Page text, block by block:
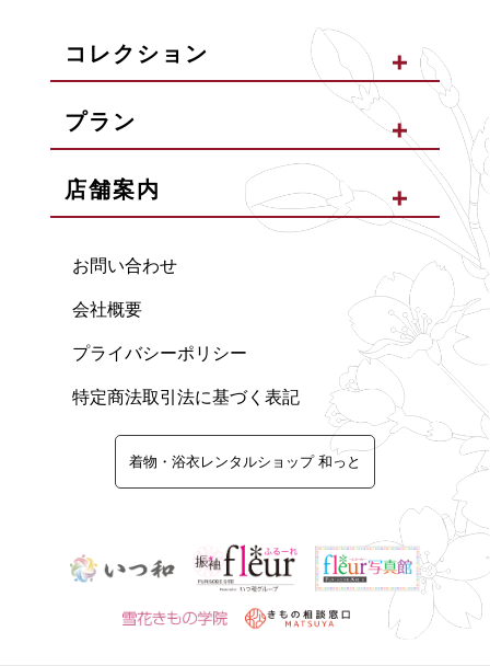
コレクション
プラン
店舗案内
お問い合わせ
会社概要
プライバシーポリシー
特定商法取引法に基づく表記
着物・浴衣レンタルショップ 和っと